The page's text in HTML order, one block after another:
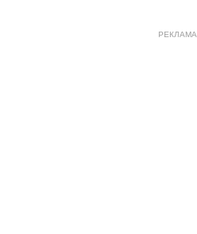
РЕКЛАМА